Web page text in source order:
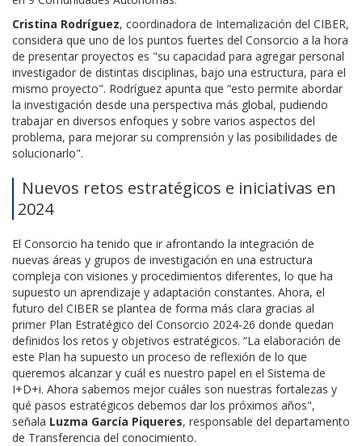
Cristina Rodríguez, coordinadora de Internalización del CIBER,
considera que uno de los puntos fuertes del Consorcio a la hora
de presentar proyectos es "su capacidad para agregar personal
investigador de distintas disciplinas, bajo una estructura, para el
mismo proyecto". Rodríguez apunta que “esto permite abordar
la investigación desde una perspectiva más global, pudiendo
trabajar en diversos enfoques y sobre varios aspectos del
problema, para mejorar su comprensión y las posibilidades de
solucionarlo".
Nuevos retos estratégicos e iniciativas en
2024
El Consorcio ha tenido que ir afrontando la integración de
nuevas áreas y grupos de investigación en una estructura
compleja con visiones y procedimientos diferentes, lo que ha
supuesto un aprendizaje y adaptación constantes. Ahora, el
futuro del CIBER se plantea de forma más clara gracias al
primer Plan Estratégico del Consorcio 2024-26 donde quedan
definidos los retos y objetivos estratégicos. “La elaboración de
este Plan ha supuesto un proceso de reflexión de lo que
queremos alcanzar y cuál es nuestro papel en el Sistema de
I+D+i. Ahora sabemos mejor cuáles son nuestras fortalezas y
qué pasos estratégicos debemos dar los próximos años",
señala Luzma García Piqueres, responsable del departamento
de Transferencia del conocimiento.